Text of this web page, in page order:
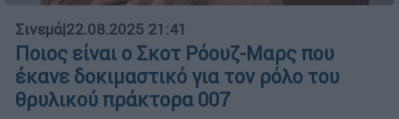
Σινεμά|22.08.2025 21:41
Ποιος είναι ο Σκοτ Ρόουζ-Μαρς που
έκανε δοκιμαστικό για τον ρόλο του
θρυλικού πράκτορα 007